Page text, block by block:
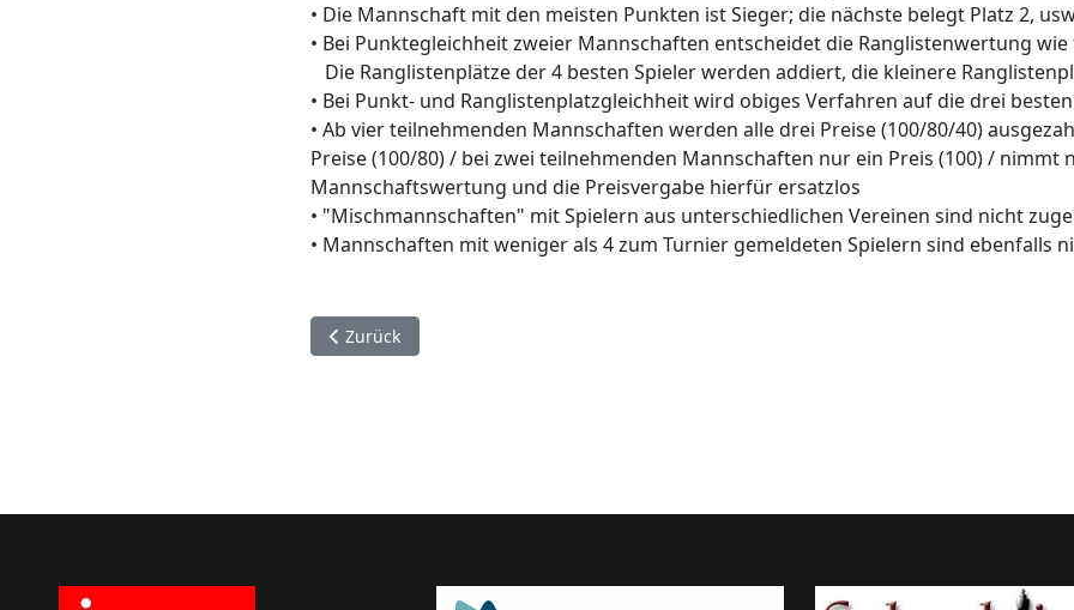
• Die Mannschaft mit den meisten Punkten ist Sieger; die nächste belegt Platz 2,
• Bei Punktegleichheit zweier Mannschaften entscheidet die Ranglistenwertung
Die Ranglistenplätze der 4 besten Spieler werden addiert, die kleinere
• Bei Punkt- und Ranglistenplatzgleichheit wird obiges Verfahren auf die drei
• Ab vier teilnehmenden Mannschaften werden alle drei Preise (100/80/40)
Preise (100/80) / bei zwei teilnehmenden Mannschaften nur ein Preis (100) /
Mannschaftswertung und die Preisvergabe hierfür ersatzlos
• "Mischmannschaften" mit Spielern aus unterschiedlichen Vereinen sind nicht
• Mannschaften mit weniger als 4 zum Turnier gemeldeten Spielern sind ebenfalls
Vorheriger Beitrag: Chess960 Open 2013 Ergebnisse
Zurück